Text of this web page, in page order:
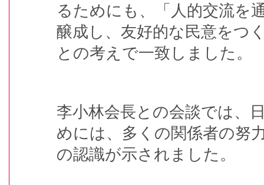
るためにも、「人的交流を
醸成し、友好的な民意をつ
との考えで一致しました。
李小林会長との会談では、
めには、多くの関係者の努
の認識が示されました。